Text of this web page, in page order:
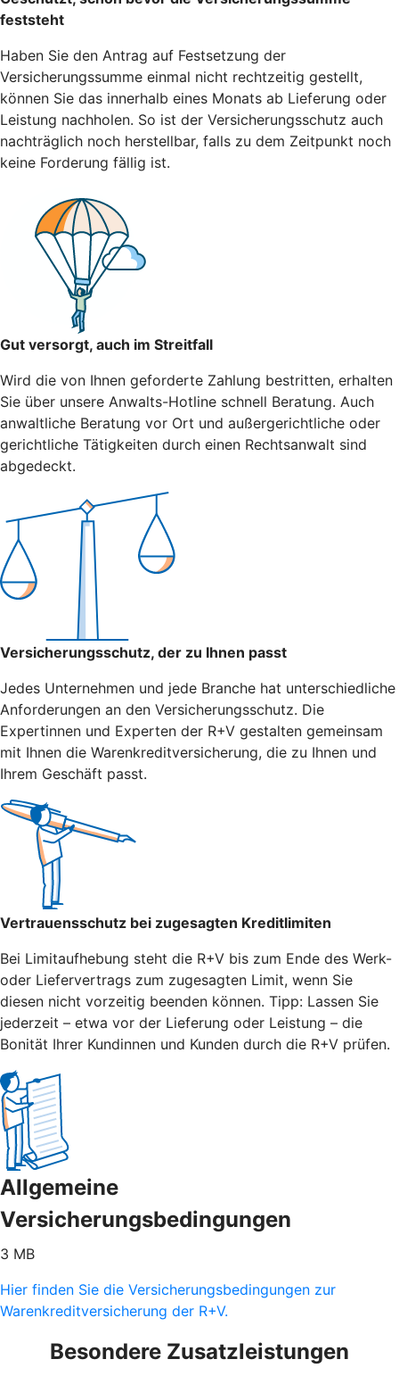
feststeht
Haben Sie den Antrag auf Festsetzung der
Versicherungssumme einmal nicht rechtzeitig gestellt,
können Sie das innerhalb eines Monats ab Lieferung oder
Leistung nachholen. So ist der Versicherungsschutz auch
nachträglich noch herstellbar, falls zu dem Zeitpunkt noch
keine Forderung fällig ist.
Gut versorgt, auch im Streitfall
Wird die von Ihnen geforderte Zahlung bestritten, erhalten
Sie über unsere Anwalts-Hotline schnell Beratung. Auch
anwaltliche Beratung vor Ort und außergerichtliche oder
gerichtliche Tätigkeiten durch einen Rechtsanwalt sind
abgedeckt.
Versicherungsschutz, der zu Ihnen passt
Jedes Unternehmen und jede Branche hat unterschiedliche
Anforderungen an den Versicherungsschutz. Die
Expertinnen und Experten der R+V gestalten gemeinsam
mit Ihnen die Warenkreditversicherung, die zu Ihnen und
Ihrem Geschäft passt.
Vertrauensschutz bei zugesagten Kreditlimiten
Bei Limitaufhebung steht die R+V bis zum Ende des Werk-
oder Liefervertrags zum zugesagten Limit, wenn Sie
diesen nicht vorzeitig beenden können. Tipp: Lassen Sie
jederzeit – etwa vor der Lieferung oder Leistung – die
Bonität Ihrer Kundinnen und Kunden durch die R+V prüfen.
Allgemeine
Versicherungsbedingungen
3 MB
Hier finden Sie die Versicherungsbedingungen zur
Warenkreditversicherung der R+V.
Besondere Zusatzleistungen